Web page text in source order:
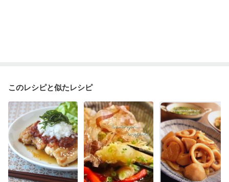
このレシピと似たレシピ